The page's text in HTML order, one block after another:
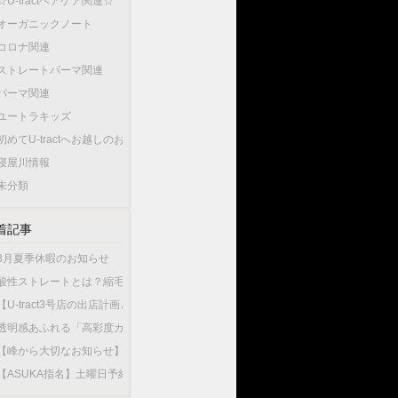
ーガニックノート
ロナ関連
トレートパーマ関連
ーマ関連
ートラキッズ
めてU-tractへお越しのお客様へ…
屋川情報
分類
記事
月夏季休暇のお知らせ
性ストレートとは？縮毛矯正との違いやU-tractの酸性ストレートが選ばれている
U-tract3号店の出店計画と今後の渡辺の出勤店舗について】
明感あふれる「高彩度カラー」が人気！大人女性が選ぶこの夏最旬のヘアカラー
峰から大切なお知らせ】10月1日から新店舗U-tractNorthGardenへ異動いたしま
ASUKA指名】土曜日予約が可能になりました！